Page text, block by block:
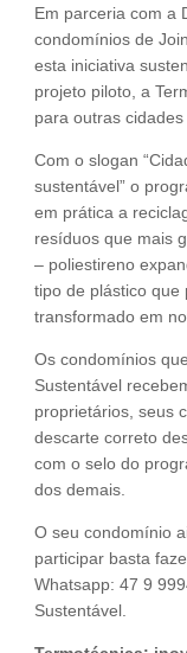
Em parceria com a
condomínios de
esta iniciativa
projeto piloto, a
para outras cidades
Com o slogan
sustentável” o
em prática a
resíduos que mais
– poliestireno
tipo de plástico que
transformado em
Os condomínios
Sustentável
proprietários, seus
descarte correto
com o selo do
dos demais.
O seu condomínio
participar basta
Whatsapp: 47 9
Sustentável.